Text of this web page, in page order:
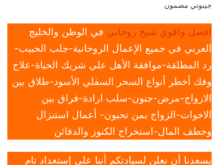
جيبوتي مضمون
افضل واقوي شيخ روحاني في الوطن والخليج
العربي في جميع الإعمال الروحانية-جلب الحبيب-
رد المطلقة-موافقة الأهل علي شريك الحياة-علاج
وفك أخطر أنواع السحر السفلي الأسود-طلاق بين
الازواج-مرض-جنون-سلب ارادة-فراق بين
الاخوات-الزواج بمن تحبون- أعمال استنزال
وخطف المال-استخراج الكنوز والدفائن
يسعدنا أن نعلن لسيادتكم أننا على إستعداد تام